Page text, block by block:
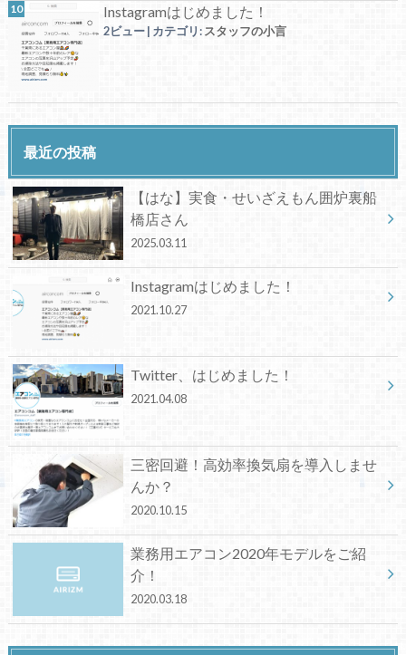
Instagramはじめました！
2ビュー| カテゴリ: スタッフの小言
最近の投稿
【はな】実食・せいざえもん囲炉裏船
橋店さん
2025.03.11
Instagramはじめました！
2021.10.27
Twitter、はじめました！
2021.04.08
三密回避！高効率換気扇を導入しませ
んか？
2020.10.15
業務用エアコン2020年モデルをご紹
介！
2020.03.18